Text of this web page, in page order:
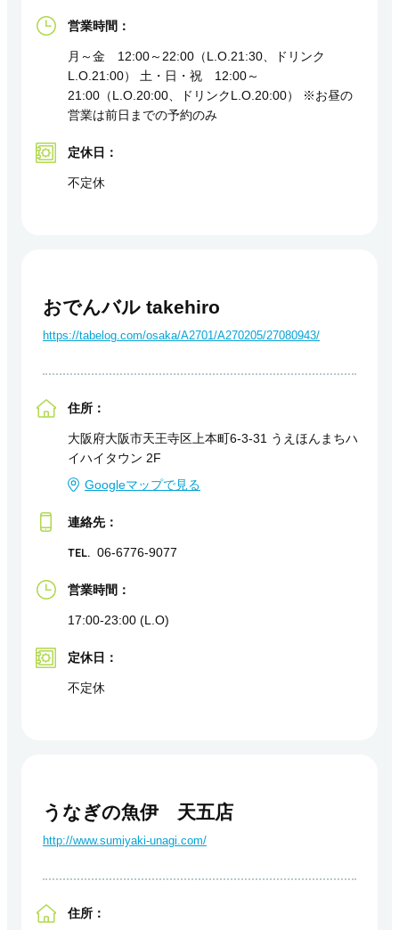
営業時間：
月～金 12:00～22:00（L.O.21:30、ドリンク
L.O.21:00） 土・日・祝 12:00～
21:00（L.O.20:00、ドリンクL.O.20:00） ※お昼の
営業は前日までの予約のみ
定休日：
不定休
おでんバル takehiro
https://tabelog.com/osaka/A2701/A270205/27080943/
住所：
大阪府大阪市天王寺区上本町6-3-31 うえほんまちハ
イハイタウン 2F
Googleマップで見る
連絡先：
TEL. 06-6776-9077
営業時間：
17:00-23:00 (L.O)
定休日：
不定休
うなぎの魚伊 天五店
http://www.sumiyaki-unagi.com/
住所：